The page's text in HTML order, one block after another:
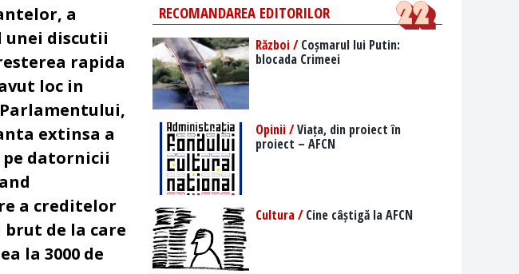
a
discutii
rapida
loc in
extinsa a
datornicii
a creditelor
de la care
la 3000 de
RECOMANDAREA EDITORILOR
Război /Coșmarul lui Putin:
blocada Crimeei
Opinii /Viața, din proiect în
proiect – AFCN
Cultura /Cine câștigă la AFCN